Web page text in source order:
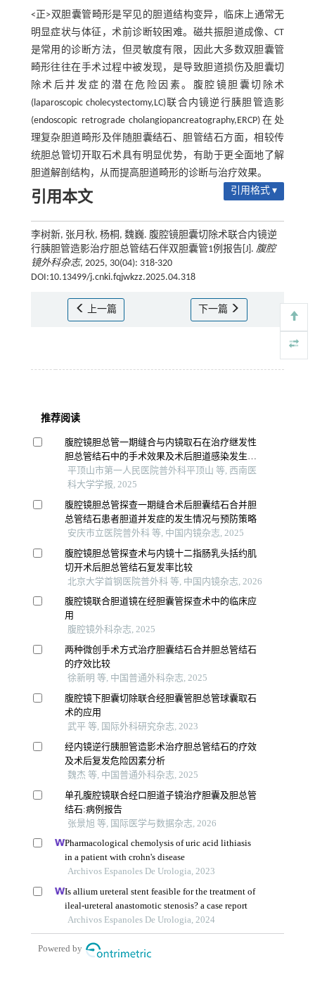
<正>双胆囊管畸形是罕见的胆道结构变异，临床上通常无
明显症状与体征，术前诊断较困难。磁共振胆道成像、CT
是常用的诊断方法，但灵敏度有限，因此大多数双胆囊管
畸形往往在手术过程中被发现，是导致胆道损伤及胆囊切
除术后并发症的潜在危险因素。腹腔镜胆囊切除术
(laparoscopic cholecystectomy,LC)联合内镜逆行胰胆管造影
(endoscopic retrograde cholangiopancreatography,ERCP)在处
理复杂胆道畸形及伴随胆囊结石、胆管结石方面，相较传
统胆总管切开取石术具有明显优势，有助于更全面地了解
胆道解剖结构，从而提高胆道畸形的诊断与治疗效果。
引用本文 引用格式 ▾
李树新, 张月秋, 杨桐, 魏巍. 腹腔镜胆囊切除术联合内镜逆
行胰胆管造影治疗胆总管结石伴双胆囊管1例报告[J]. 腹腔
镜外科杂志, 2025, 30(04): 318-320
DOI:10.13499/j.cnki.fqjwkzz.2025.04.318
上一篇 下一篇